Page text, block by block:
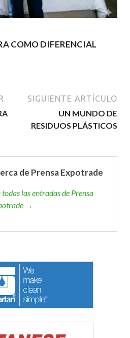
COMO DIFERENCIAL
SIGUIENTE ARTÍCULO
UN MUNDO DE
RESIDUOS PLÁSTICOS
de Prensa Expotrade
todas las entradas de Prensa
→